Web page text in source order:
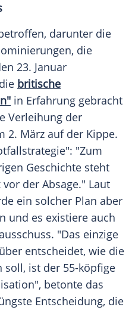
darunter die
die
23. Januar
britische
in Erfahrung gebracht
Verleihung der
2. März auf der Kippe.
"Zum
Geschichte steht
der Absage." Laut
ein solcher Plan aber
und es existiere auch
"Das einzige
entscheidet, wie die
soll, ist der 55-köpfige
betonte das
Entscheidung, die